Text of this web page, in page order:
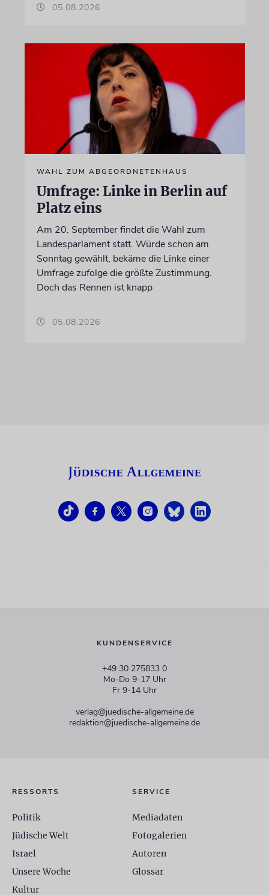
05.08.2026
WAHL ZUM ABGEORDNETENHAUS
Umfrage: Linke in Berlin auf
Platz eins
Am 20. September findet die Wahl zum
Landesparlament statt. Würde schon am
Sonntag gewählt, bekäme die Linke einer
Umfrage zufolge die größte Zustimmung.
Doch das Rennen ist knapp
05.08.2026
KUNDENSERVICE
+49 30 275833 0
Mo-Do 9-17 Uhr
Fr 9-14 Uhr
verlag@juedische-allgemeine.de
redaktion@juedische-allgemeine.de
RESSORTS
Politik
Jüdische Welt
Israel
Unsere Woche
Kultur
SERVICE
Mediadaten
Fotogalerien
Autoren
Glossar